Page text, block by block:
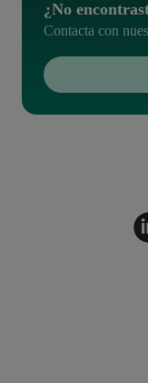
¿No
Contacta con